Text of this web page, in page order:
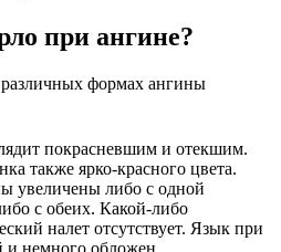
при ангине?
формах ангины
покрасневшим и отекшим.
также ярко-красного цвета.
увеличены либо с одной
с обеих. Какой-либо
налет отсутствует. Язык при
и немного обложен.